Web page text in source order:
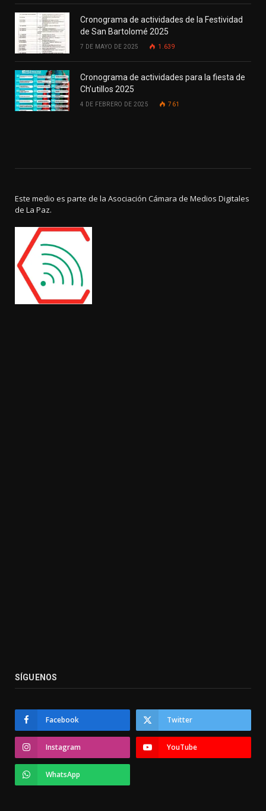
Cronograma de actividades de la Festividad
de San Bartolomé 2025
7 DE MAYO DE 2025 1.639
Cronograma de actividades para la fiesta de
Ch’utillos 2025
4 DE FEBRERO DE 2025 761
Este medio es parte de la Asociación Cámara de Medios Digitales
de La Paz.
SÍGUENOS
Facebook Twitter
Instagram YouTube
WhatsApp